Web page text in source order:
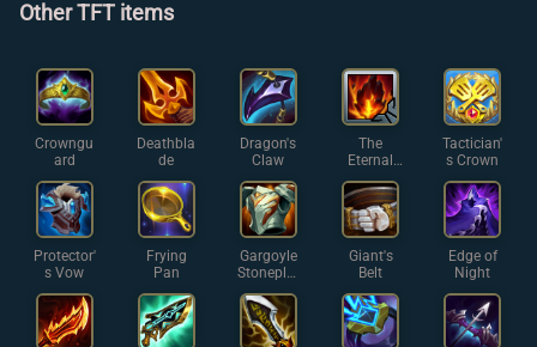
Other TFT items
Crowngu
ard
Deathbla
de
Dragon's
Claw
The
Eternal
Flame
Tactician'
s Crown
Protector'
s Vow
Frying
Pan
Gargoyle
Stoneplat
e
Giant's
Belt
Edge of
Night